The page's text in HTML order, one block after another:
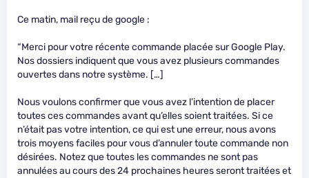
Ce matin, mail reçu de google :
“Merci pour votre récente commande placée sur Google Play.
Nos dossiers indiquent que vous avez plusieurs commandes
ouvertes dans notre système. […]
Nous voulons confirmer que vous avez l’intention de placer
toutes ces commandes avant qu’elles soient traitées. Si ce
n’était pas votre intention, ce qui est une erreur, nous avons
trois moyens faciles pour vous d’annuler toute commande non
désirées. Notez que toutes les commandes ne sont pas
annulées au cours des 24 prochaines heures seront traitées et